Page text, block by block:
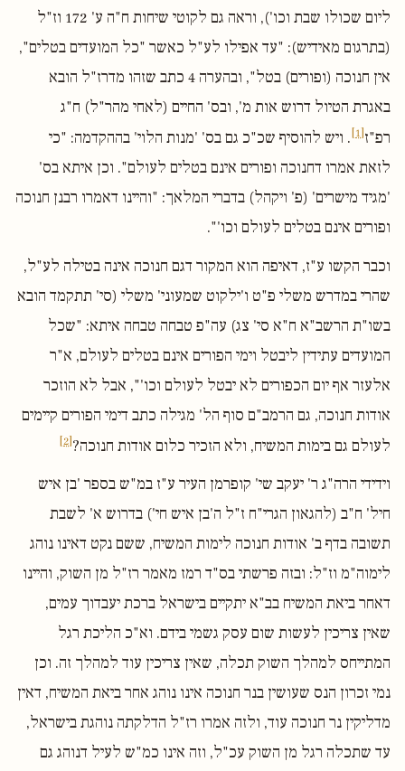
ליום שכולו שבת וכו'), וראה גם לקוטי שיחות ח"ה ע' 172 וז"ל
(בתרגום מאידיש): "עד אפילו לע"ל כאשר "כל המועדים בטלים",
אין חנוכה (ופורים) בטל", ובהערה 4 כתב שזהו מדרז"ל הובא
באגרת הטיול דרוש אות מ', ובס' החיים (לאחי מהר"ל) ח"ג
רפ"ז[1]
. ויש להוסיף שכ"כ גם בס' 'מנות הלוי' בההקדמה: "כי
לזאת אמרו דחנוכה ופורים אינם בטלים לעולם". וכן איתא בס'
'מגיד מישרים' (פ' ויקהל) בדברי המלאך: "והיינו דאמרו רבנן חנוכה
ופורים אינם בטלים לעולם וכו'".
וכבר הקשו ע"ז, דאיפה הוא המקור דגם חנוכה אינה בטילה לע"ל,
שהרי במדרש משלי פ"ט ו'ילקוט שמעוני' משלי (סי' תתקמד הובא
בשו"ת הרשב"א ח"א סי' צג) עה"פ טבחה טבחה איתא: "שכל
המועדים עתידין ליבטל וימי הפורים אינם בטלים לעולם, א"ר
אלעזר אף יום הכפורים לא יבטל לעולם וכו'", אבל לא הוזכר
אודות חנוכה, גם הרמב"ם סוף הל' מגילה כתב דימי הפורים קיימים
לעולם גם בימות המשיח, ולא הזכיר כלום אודות חנוכה?[2]
וידידי הרה"ג ר' יעקב שי' קופרמן העיר ע"ז במ"ש בספר 'בן איש
חיל' ח"ב (להגאון הגרי"ח ז"ל ה'בן איש חי') בדרוש א' לשבת
תשובה בדף ב' אודות חנוכה לימות המשיח, ששם נקט דאינו נוהג
לימוה"מ וז"ל: ובזה פרשתי בס"ד רמז מאמר רז"ל מן השוק, והיינו
דאחר ביאת המשיח בב"א יתקיים בישראל ברכת יעבדוך עמים,
שאין צריכין לעשות שום עסק גשמי בידם. וא"כ הליכת רגל
המתייחס למהלך השוק תכלה, שאין צריכין עוד למהלך זה. וכן
נמי זכרון הנס שעושין בנר חנוכה אינו נוהג אחר ביאת המשיח, דאין
מדליקין נר חנוכה עוד, ולזה אמרו רז"ל הדלקתה נוהגת בישראל,
עד שתכלה רגל מן השוק עכ"ל, וזה אינו כמ"ש לעיל דנוהג גם